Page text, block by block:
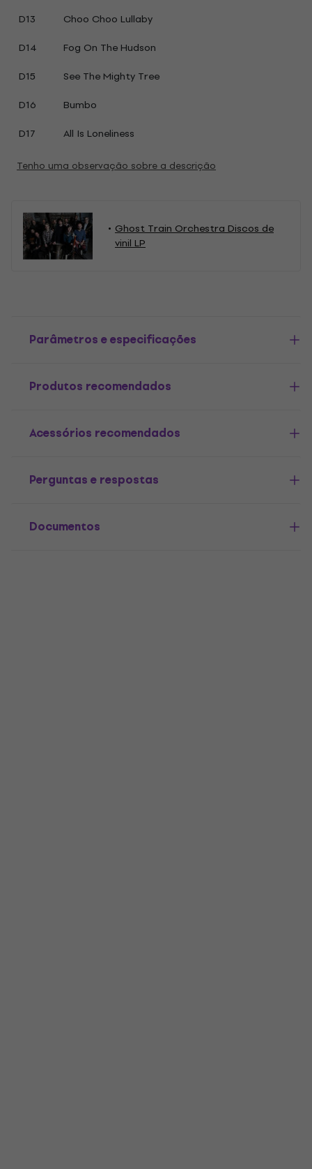
D13
Choo Choo Lullaby
D14
Fog On The Hudson
D15
See The Mighty Tree
D16
Bumbo
D17
All Is Loneliness
Tenho uma observação sobre a descrição
Ghost Train Orchestra Discos de
vinil LP
Parâmetros e especificações
Produtos recomendados
Acessórios recomendados
Perguntas e respostas
Documentos